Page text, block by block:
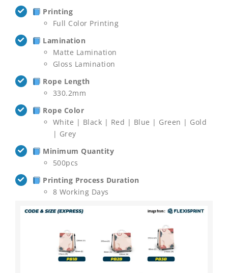
Printing
Full Color Printing
Lamination
Matte Lamination
Gloss Lamination
Rope Length
330.2mm
Rope Color
White | Black | Red | Blue | Green | Gold
| Grey
Minimum Quantity
500pcs
Printing Process Duration
8 Working Days